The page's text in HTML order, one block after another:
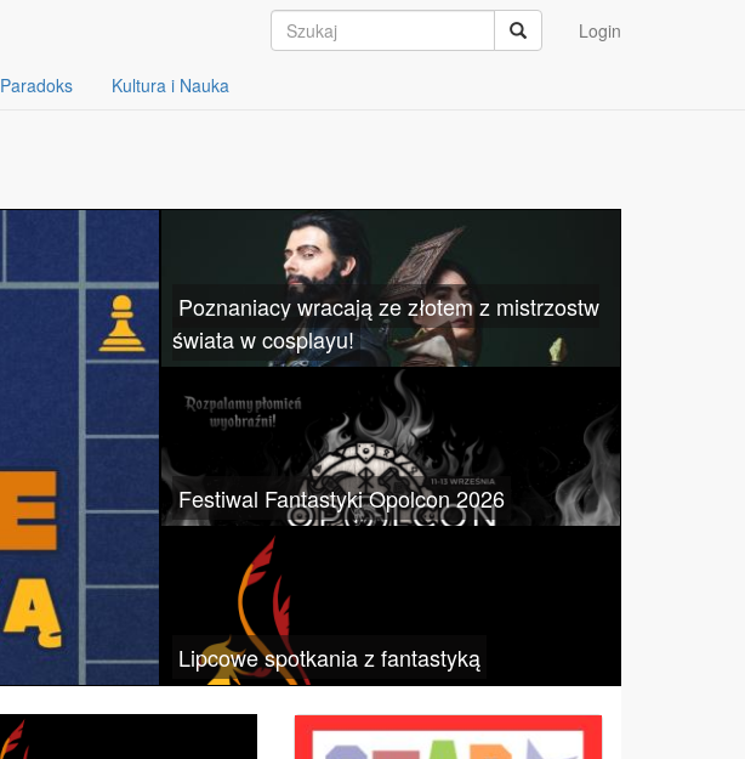
Login
Paradoks Kultura i Nauka
Poznaniacy wracają ze złotem z mistrzostw
świata w cosplayu!
Festiwal Fantastyki Opolcon 2026
Lipcowe spotkania z fantastyką